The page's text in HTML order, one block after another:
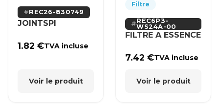
REC26-830749
JOINTSPI
1.82€TVA incluse
Voir le produit
Filtre
REC6P3-
WS24A-00
FILTRE A ESSENCE
7.42€TVA incluse
Voir le produit